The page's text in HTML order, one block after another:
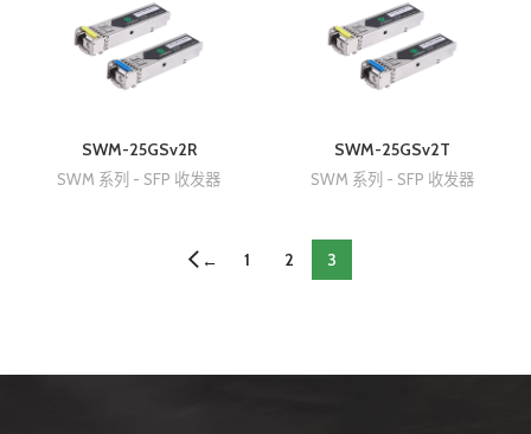
SWM-25GSv2R
SWM 系列 - SFP 收发器
SWM-25GSv2T
SWM 系列 - SFP 收发器
← 1 2 3